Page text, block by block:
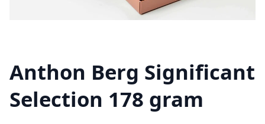
Anthon Berg Significant
Selection 178 gram